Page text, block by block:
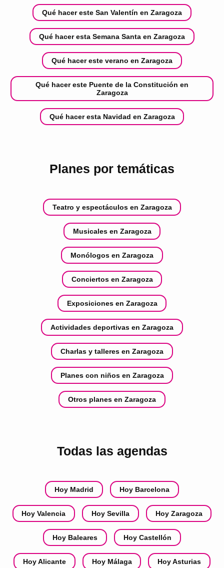
Qué hacer este San Valentín en Zaragoza
Qué hacer esta Semana Santa en Zaragoza
Qué hacer este verano en Zaragoza
Qué hacer este Puente de la Constitución en
Zaragoza
Qué hacer esta Navidad en Zaragoza
Planes por temáticas
Teatro y espectáculos en Zaragoza
Musicales en Zaragoza
Monólogos en Zaragoza
Conciertos en Zaragoza
Exposiciones en Zaragoza
Actividades deportivas en Zaragoza
Charlas y talleres en Zaragoza
Planes con niños en Zaragoza
Otros planes en Zaragoza
Todas las agendas
Hoy Madrid Hoy Barcelona
Hoy Valencia Hoy Sevilla Hoy Zaragoza
Hoy Baleares Hoy Castellón
Hoy Alicante Hoy Málaga Hoy Asturias